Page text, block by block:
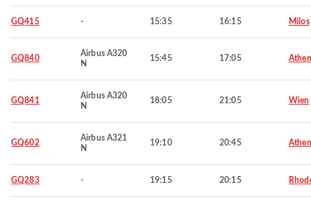
GQ415 - 15:35 16:15 Milos
GQ840
Airbus A320
N
15:45 17:05
GQ841
Airbus A320
N
18:05 21:05 Wien
GQ602
Airbus A321
N
19:10 20:45
GQ283 - 19:15 20:15